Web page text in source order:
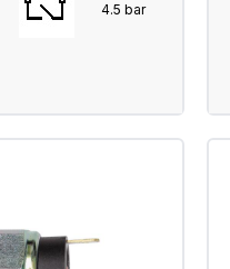
4.5 bar